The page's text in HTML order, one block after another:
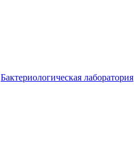
Бактериологическая лаборатория